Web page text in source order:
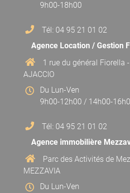
9h00-18h00
Tél: 04 95 21 01 02
Agence Location / Gestion
1 rue du général Fiorella
AJACCIO
Du Lun-Ven
9h00-12h00 / 14h00-
Tél: 04 95 21 01 02
Agence immobilière
Parc des Activités de
MEZZAVIA
Du Lun-Ven